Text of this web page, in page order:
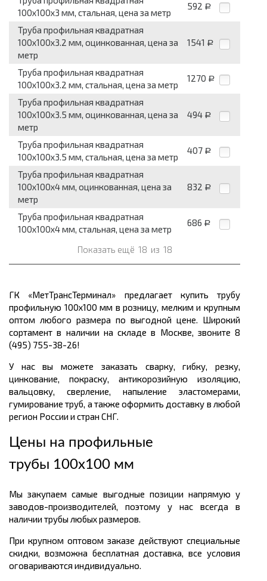
100x100x3 мм, стальная, цена за метр
592 Р
Труба профильная квадратная
100x100x3.2 мм, оцинкованная, цена за
метр
1541 Р
Труба профильная квадратная
100x100x3.2 мм, стальная, цена за метр
1270 Р
Труба профильная квадратная
100x100x3.5 мм, оцинкованная, цена за
метр
494 Р
Труба профильная квадратная
100x100x3.5 мм, стальная, цена за метр
407 Р
Труба профильная квадратная
100x100x4 мм, оцинкованная, цена за
метр
832 Р
Труба профильная квадратная
100x100x4 мм, стальная, цена за метр
686 Р
Показать ещё 18 из 18
ГК «МетТрансТерминал» предлагает купить трубу
профильную 100х100 мм в розницу, мелким и крупным
оптом любого размера по выгодной цене. Широкий
сортамент в наличии на складе в Москве, звоните 8
(495) 755-38-26!
У нас вы можете заказать сварку, гибку, резку,
цинкование, покраску, антикорозийную изоляцию,
вальцовку, сверление, напыление эластомерами,
гумирование труб, а также оформить доставку в любой
регион России и стран СНГ.
Цены на профильные
трубы 100х100 мм
Мы закупаем самые выгодные позиции напрямую у
заводов-производителей, поэтому у нас всегда в
наличии трубы любых размеров.
При крупном оптовом заказе действуют специальные
скидки, возможна бесплатная доставка, все условия
оговариваются индивидуально.